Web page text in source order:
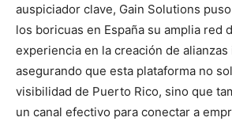
auspiciador clave, Gain Solutions
los boricuas en España su amplia red
experiencia en la creación de
asegurando que esta plataforma no
visibilidad de Puerto Rico, sino que
un canal efectivo para conectar a